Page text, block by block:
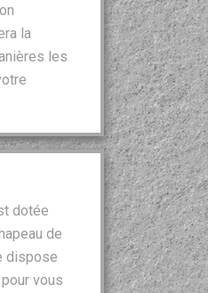
la
les
dotée
de
dispose
vous